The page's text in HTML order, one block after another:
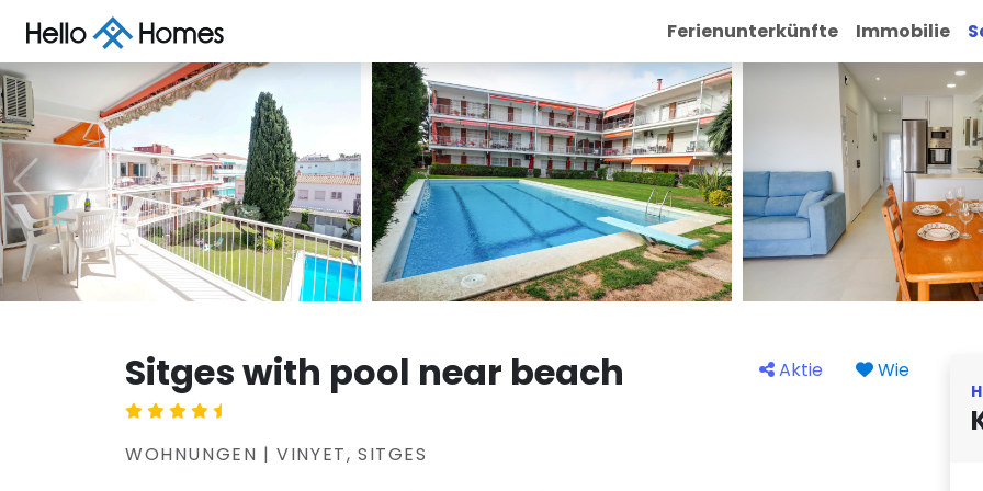
Ferienunterkünfte Immobilie
Sitges with pool near beach Aktie Wie
WOHNUNGEN | VINYET, SITGES